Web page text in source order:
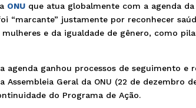
ONU que atua globalmente com a agenda da
“marcante” justamente por reconhecer
e da igualdade de gênero, como
agenda ganhou processos de seguimento
Assembleia Geral da ONU (22 de dezembro
do Programa de Ação.